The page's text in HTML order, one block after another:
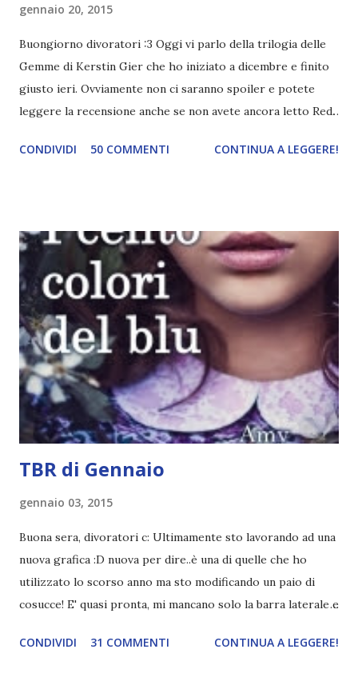
gennaio 20, 2015
Buongiorno divoratori :3 Oggi vi parlo della trilogia delle
Gemme di Kerstin Gier che ho iniziato a dicembre e finito
giusto ieri. Ovviamente non ci saranno spoiler e potete
leggere la recensione anche se non avete ancora letto Red.
Green sono state delle letture molto piacevoli ma non
potete capire le mie aspettative! Innanzitutto, se la Gier o
la ce avesse deciso di pubblicare la trilogia in un unico libro,
probabilmente lo avrei apprezzato molto di più. Red è
molto introduttivo, nel senso che in trecento pagine non
succede un bel niente. E non ha nemmeno un finale ._.
finisce esattamente nel bel mezzo della storia (anzi, quale
"mezzo" della storia? Questa storia ha praticamente solo
l'inizio!). Stessa cosa con Blue , stessa...
CONDIVIDI 50 COMMENTI CONTINUA A LEGGERE!
TBR di Gennaio
gennaio 03, 2015
Buona sera, divoratori c: Ultimamente sto lavorando ad una
nuova grafica :D nuova per dire..è una di quelle che ho
utilizzato lo scorso anno ma sto modificando un paio di
cosucce! E' quasi pronta, mi mancano solo la barra laterale e
impazzire e.e Un po' mi dispiacerà abbandonare quest
CONDIVIDI 31 COMMENTI CONTINUA A LEGGERE!